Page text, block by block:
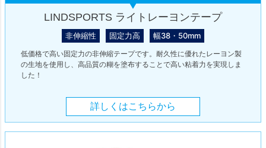
LINDSPORTS ライトレーヨンテープ
非伸縮性 固定力高 幅38・50mm
低価格で高い固定力の非伸縮テープです。耐久性に優れたレーヨン製
の生地を使用し、高品質の糊を塗布することで高い粘着力を実現しま
した！
詳しくはこちらから